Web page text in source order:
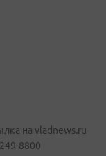
на vladnews.ru
8800